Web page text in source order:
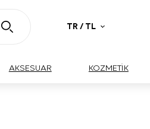
TR / TL
AKSESUAR KOZMETİK